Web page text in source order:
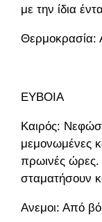
με την ίδια
Θερμοκρασία:
ΕΥΒΟΙΑ
Καιρός:
μεμονωμένες
πρωινές ώρες.
σταματήσουν
Ανεμοι: Από